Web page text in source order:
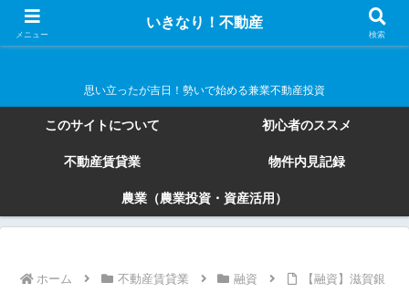
いきなり！不動産
思い立ったが吉日！勢いで始める兼業不動産投資
このサイトについて 初心者のススメ
不動産賃貸業 物件内見記録
農業（農業投資・資産活用）
ホーム 不動産賃貸業 融資
【融資】滋賀銀
メニュー
いきなり！不動産
検索